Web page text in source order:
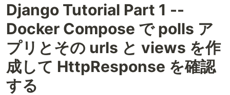
Django Tutorial Part 1 --
Docker Compose で polls ア
プリとその urls と views を作
成して HttpResponse を確認
する